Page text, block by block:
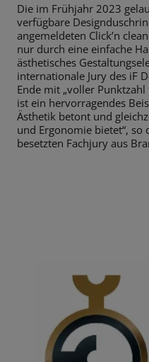
Die im Frühjahr 2023
verfügbare
angemeldeten Click’n
nur durch eine einfache
ästhetisches
internationale Jury des iF
Ende mit „voller
ist ein hervorragendes
Ästhetik betont und
und Ergonomie bietet“,
besetzten Fachjury aus